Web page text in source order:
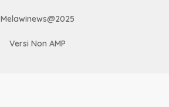
Melawinews@2025
Versi Non AMP